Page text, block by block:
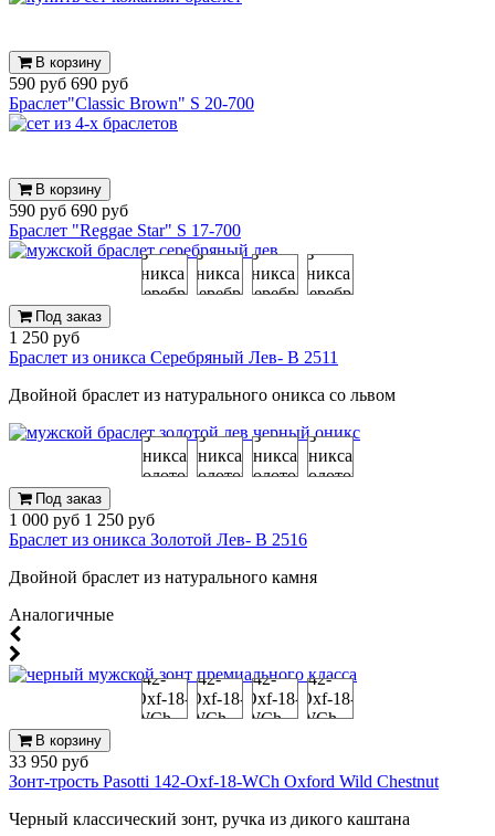
В корзину
590 руб 690 руб
Браслет"Сlassic Brown" S 20-700
В корзину
590 руб 690 руб
Браслет "Reggae Star" S 17-700
Под заказ
1 250 руб
Браслет из оникса Серебряный Лев- B 2511
Двойной браслет из натурального оникса со львом
Под заказ
1 000 руб 1 250 руб
Браслет из оникса Золотой Лев- B 2516
Двойной браслет из натурального камня
Аналогичные
В корзину
33 950 руб
Зонт-трость Pasotti 142-Oxf-18-WCh Oxford Wild Chestnut
Черный классический зонт, ручка из дикого каштана